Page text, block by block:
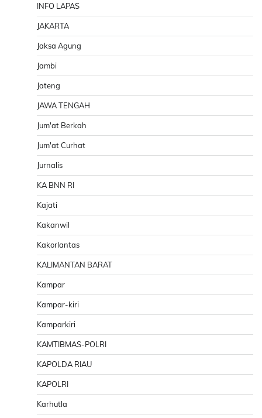
INFO LAPAS
JAKARTA
Jaksa Agung
Jambi
Jateng
JAWA TENGAH
Jum'at Berkah
Jum'at Curhat
Jurnalis
KA BNN RI
Kajati
Kakanwil
Kakorlantas
KALIMANTAN BARAT
Kampar
Kampar-kiri
Kamparkiri
KAMTIBMAS-POLRI
KAPOLDA RIAU
KAPOLRI
Karhutla